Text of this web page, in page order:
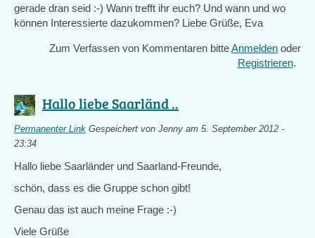
gerade dran seid :-) Wann trefft ihr euch? Und wann und wo
können Interessierte dazukommen? Liebe Grüße, Eva
Zum Verfassen von Kommentaren bitteAnmelden oder
Registrieren.
Hallo liebe Saarländ ..
Permanenter Link Gespeichert von Jenny am 5. September 2012 -
23:34
Hallo liebe Saarländer und Saarland-Freunde,
schön, dass es die Gruppe schon gibt!
Genau das ist auch meine Frage :-)
Viele Grüße